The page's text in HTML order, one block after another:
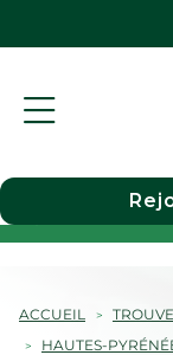
Choisir
ACCUEIL
HAUTES-